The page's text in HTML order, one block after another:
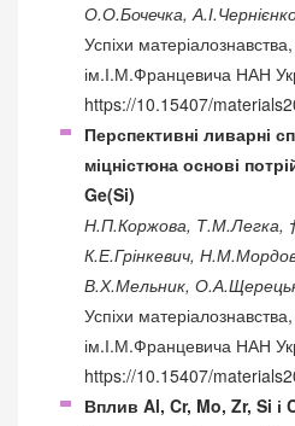
О.О.Бочечка,
Успіхи
ім.І.М.Францевича НАН
https://10.15407/
Перспективні ливарні
міцністюна основі
Ge(Si)
Н.П.Коржова, Т.М.Легка,
К.Е.Грінкевич,
В.Х.Мельник,
Успіхи
ім.І.М.Францевича НАН
https://10.15407/
Вплив Al, Cr, Mo, Zr, Si і